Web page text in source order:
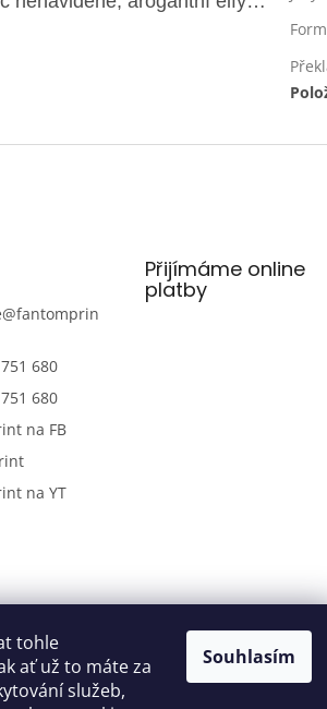
tohle
ať už to máte za
služeb,
Souhlasím
@fantomprin
680
680
na FB
na YT
Přijímáme online
platby